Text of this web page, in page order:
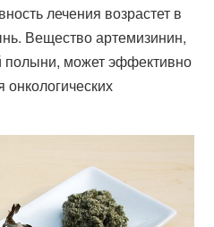
лечения возрастет в
Вещество артемизинин,
полыни, может эффективно